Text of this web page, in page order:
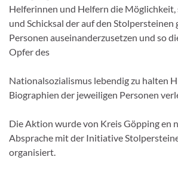
Helferinnen und Helfern die Möglichkeit,
und Schicksal deraufden Stolpersteinen
Personen auseinanderzusetzen und so
Opferdes
Nationalsozialismus lebendig zu halten
Biographien der jeweiligen Personen
Die Aktion wurde von KreisGöppingen
Absprache mit der Initiative
organisiert.